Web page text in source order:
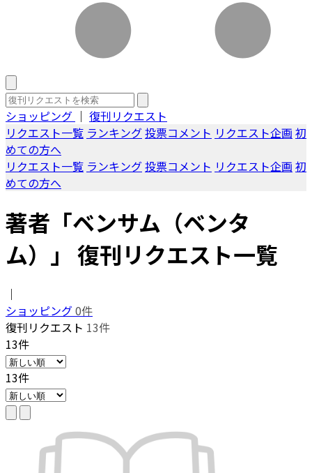
ショッピング ｜ 復刊リクエスト
リクエスト一覧 ランキング投票コメント リクエスト企画 初
めての方へ
リクエスト一覧 ランキング投票コメント リクエスト企画 初
めての方へ
著者「ベンサム（ベンタ
ム）」 復刊リクエスト一覧
｜
ショッピング0件
復刊リクエスト 13件
13件
13件